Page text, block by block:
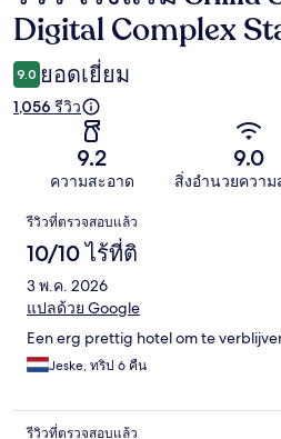
Digital Complex
9.0 ยอดเยี่ยม
1,056 รีวิว
9.2
ความสะอาด
9.0
สิ่งอำนวยควา
รีวิว
รีวิวที่ตรวจสอบแล้ว
10/10 ไร้ที่ติ
3 พ.ค. 2026
แปลด้วย Google
Een erg prettig hotel om te
Jeske, ทริป 6 คืน
รีวิวที่ตรวจสอบแล้ว